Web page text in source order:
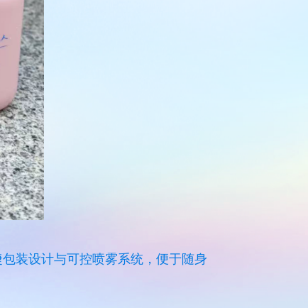
装设计与可控喷雾系统，便于随身